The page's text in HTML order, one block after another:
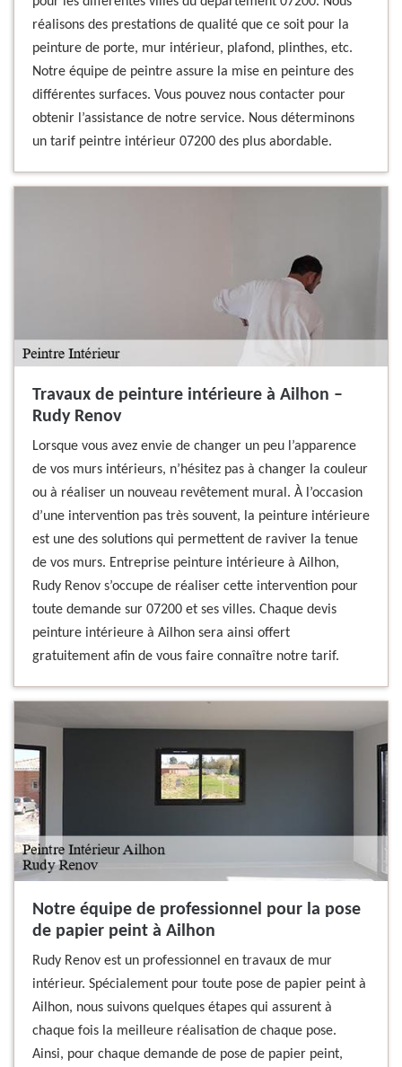
réalisons des prestations de qualité que ce soit pour la
peinture de porte, mur intérieur, plafond, plinthes, etc.
Notre équipe de peintre assure la mise en peinture des
différentes surfaces. Vous pouvez nous contacter pour
obtenir l’assistance de notre service. Nous déterminons
un tarif peintre intérieur 07200 des plus abordable.
Travaux de peinture intérieure à Ailhon –
Rudy Renov
Lorsque vous avez envie de changer un peu l’apparence
de vos murs intérieurs, n’hésitez pas à changer la couleur
ou à réaliser un nouveau revêtement mural. À l’occasion
d’une intervention pas très souvent, la peinture intérieure
est une des solutions qui permettent de raviver la tenue
de vos murs. Entreprise peinture intérieure à Ailhon,
Rudy Renov s’occupe de réaliser cette intervention pour
toute demande sur 07200 et ses villes. Chaque devis
peinture intérieure à Ailhon sera ainsi offert
gratuitement afin de vous faire connaître notre tarif.
Notre équipe de professionnel pour la pose
de papier peint à Ailhon
Rudy Renov est un professionnel en travaux de mur
intérieur. Spécialement pour toute pose de papier peint à
Ailhon, nous suivons quelques étapes qui assurent à
chaque fois la meilleure réalisation de chaque pose.
Ainsi, pour chaque demande de pose de papier peint,